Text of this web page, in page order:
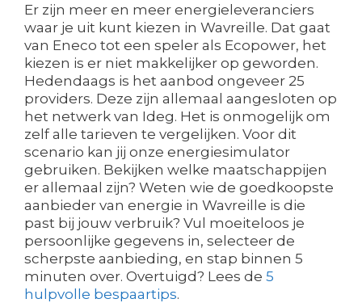
Er zijn meer en meer energieleveranciers
waar je uit kunt kiezen in Wavreille. Dat gaat
van Eneco tot een speler als Ecopower, het
kiezen is er niet makkelijker op geworden.
Hedendaags is het aanbod ongeveer 25
providers. Deze zijn allemaal aangesloten op
het netwerk van Ideg. Het is onmogelijk om
zelf alle tarieven te vergelijken. Voor dit
scenario kan jij onze energiesimulator
gebruiken. Bekijken welke maatschappijen
er allemaal zijn? Weten wie de goedkoopste
aanbieder van energie in Wavreille is die
past bij jouw verbruik? Vul moeiteloos je
persoonlijke gegevens in, selecteer de
scherpste aanbieding, en stap binnen 5
minuten over. Overtuigd? Lees de 5
hulpvolle bespaartips.